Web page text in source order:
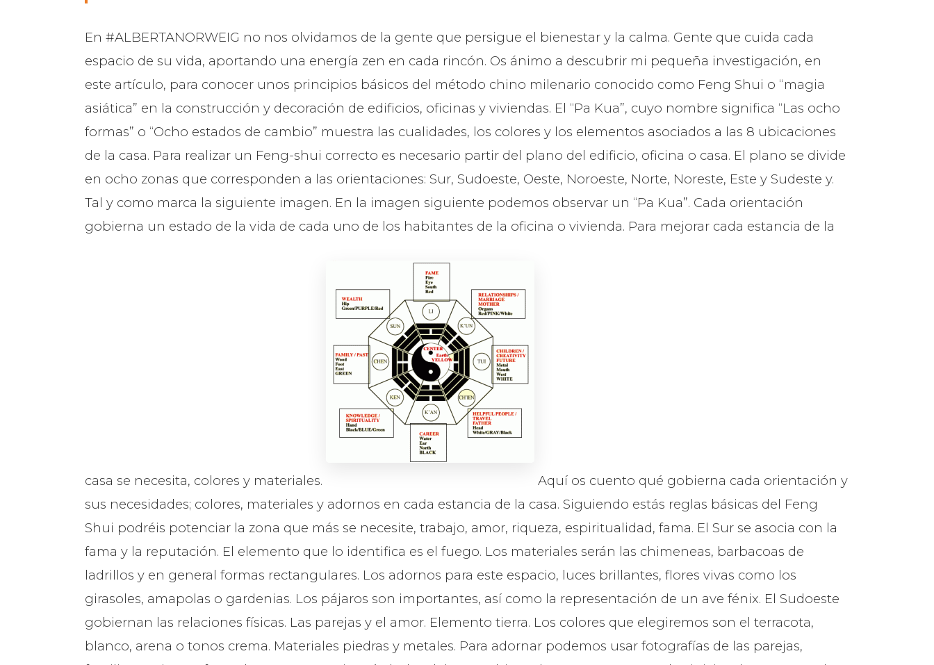
En #ALBERTANORWEIG no nos olvidamos de la gente que persigue el bienestar y la calma. Gente que cuida cada
espacio de su vida, aportando una energía zen en cada rincón. Os ánimo a descubrir mi pequeña investigación, en
este artículo, para conocer unos principios básicos del método chino milenario conocido como Feng Shui o “magia
asiática” en la construcción y decoración de edificios, oficinas y viviendas. El “Pa Kua”, cuyo nombre significa “Las ocho
formas” o “Ocho estados de cambio” muestra las cualidades, los colores y los elementos asociados a las 8 ubicaciones
de la casa. Para realizar un Feng-shui correcto es necesario partir del plano del edificio, oficina o casa. El plano se divide
en ocho zonas que corresponden a las orientaciones: Sur, Sudoeste, Oeste, Noroeste, Norte, Noreste, Este y Sudeste y.
Tal y como marca la siguiente imagen. En la imagen siguiente podemos observar un “Pa Kua”. Cada orientación
gobierna un estado de la vida de cada uno de los habitantes de la oficina o vivienda. Para mejorar cada estancia de la
casa se necesita, colores y materiales.
Aquí os cuento qué gobierna cada orientación y
sus necesidades; colores, materiales y adornos en cada estancia de la casa. Siguiendo estás reglas básicas del Feng
Shui podréis potenciar la zona que más se necesite, trabajo, amor, riqueza, espiritualidad, fama. El Sur se asocia con la
fama y la reputación. El elemento que lo identifica es el fuego. Los materiales serán las chimeneas, barbacoas de
ladrillos y en general formas rectangulares. Los adornos para este espacio, luces brillantes, flores vivas como los
girasoles, amapolas o gardenias. Los pájaros son importantes, así como la representación de un ave fénix. El Sudoeste
gobiernan las relaciones físicas. Las parejas y el amor. Elemento tierra. Los colores que elegiremos son el terracota,
blanco, arena o tonos crema. Materiales piedras y metales. Para adornar podemos usar fotografías de las parejas,